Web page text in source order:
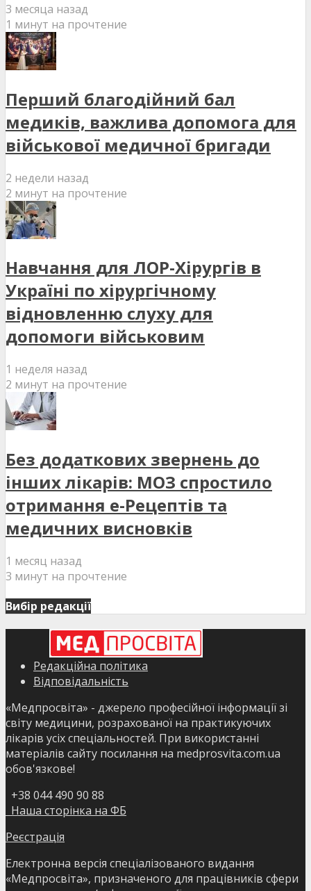
3 месяца назад
1 минут на прочтение
Перший благодійний бал
медиків, важлива допомога для
військової медичної бригади
2 недели назад
2 минут на прочтение
Навчання для ЛОР-Хірургів в
Україні по хірургічному
відновленню слуху для
допомоги військовим
1 неделя назад
2 минут на прочтение
Без додаткових звернень до
інших лікарів: МОЗ спростило
отримання е-Рецептів та
медичних висновків
1 месяц назад
3 минут на прочтение
Вибір редакції
Редакційна політика
Відповідальність
«Медпросвіта» - джерело професійної інформації зі
світу медицини, розрахованої на практикуючих
лікарів усіх спеціальностей. При використанні
матеріалів сайту посилання на medprosvita.com.ua
обов'язкове!
+38 044 490 90 88
Наша сторінка на ФБ
Реєстрація
Електронна версія спеціалізованого видання
«Медпросвіта», призначеного для працівників сфери